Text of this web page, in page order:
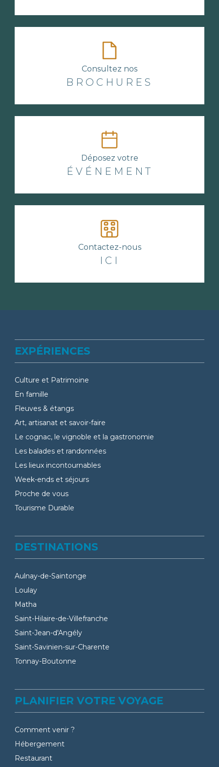
Consultez nos
BROCHURES
Déposez votre
ÉVÉNEMENT
Contactez-nous
ICI
EXPÉRIENCES
Culture et Patrimoine
En famille
Fleuves & étangs
Art, artisanat et savoir-faire
Le cognac, le vignoble et la gastronomie
Les balades et randonnées
Les lieux incontournables
Week-ends et séjours
Proche de vous
Tourisme Durable
DESTINATIONS
Aulnay-de-Saintonge
Loulay
Matha
Saint-Hilaire-de-Villefranche
Saint-Jean-d'Angély
Saint-Savinien-sur-Charente
Tonnay-Boutonne
PLANIFIER VOTRE VOYAGE
Comment venir ?
Hébergement
Restaurant